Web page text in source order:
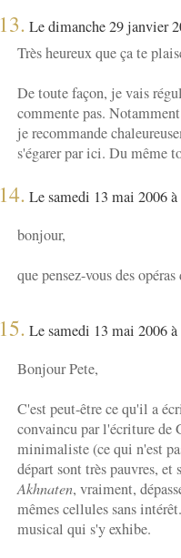
13. Le dimanche 29 janvier
Très heureux que ça te
De toute façon, je vais
commente pas.
je recommande
s'égarer par ici. Du même
14. Le samedi 13 mai 2006
bonjour,
que pensez-vous des
15. Le samedi 13 mai 2006
Bonjour Pete,
C'est peut-être ce qu'il a
convaincu par l'écriture de
minimaliste (ce qui n'est
départ sont très pauvres,
Akhnaten, vraiment,
mêmes cellules sans
musical qui s'y exhibe.